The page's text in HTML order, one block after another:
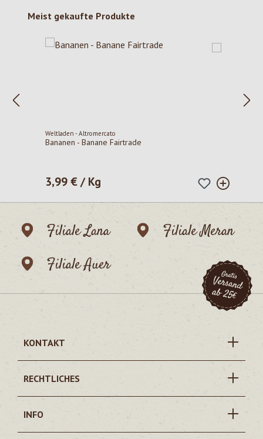
Produktgalerie überspringen
Meist gekaufte Produkte
Weltladen - Altromercato
Bananen - Banane Fairtrade
Regulärer Preis:
3,99 € / Kg
Filiale Lana
Filiale Meran
Filiale Auer
KONTAKT
RECHTLICHES
INFO